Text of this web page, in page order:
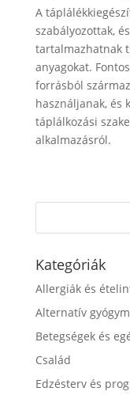
A
szabályozottak,
tartalmazhatnak
anyagokat.
forrásból
használjanak, és
táplálkozási
alkalmazásról.
Kategóriák
Allergiák és
Alternatív
Betegségek és
Család
Edzésterv és